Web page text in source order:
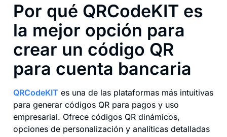
Por qué QRCodeKIT es
la mejor opción para
crear un código QR
para cuenta bancaria
QRCodeKIT es una de las plataformas más intuitivas
para generar códigos QR para pagos y uso
empresarial. Ofrece códigos QR dinámicos,
opciones de personalización y analíticas detalladas